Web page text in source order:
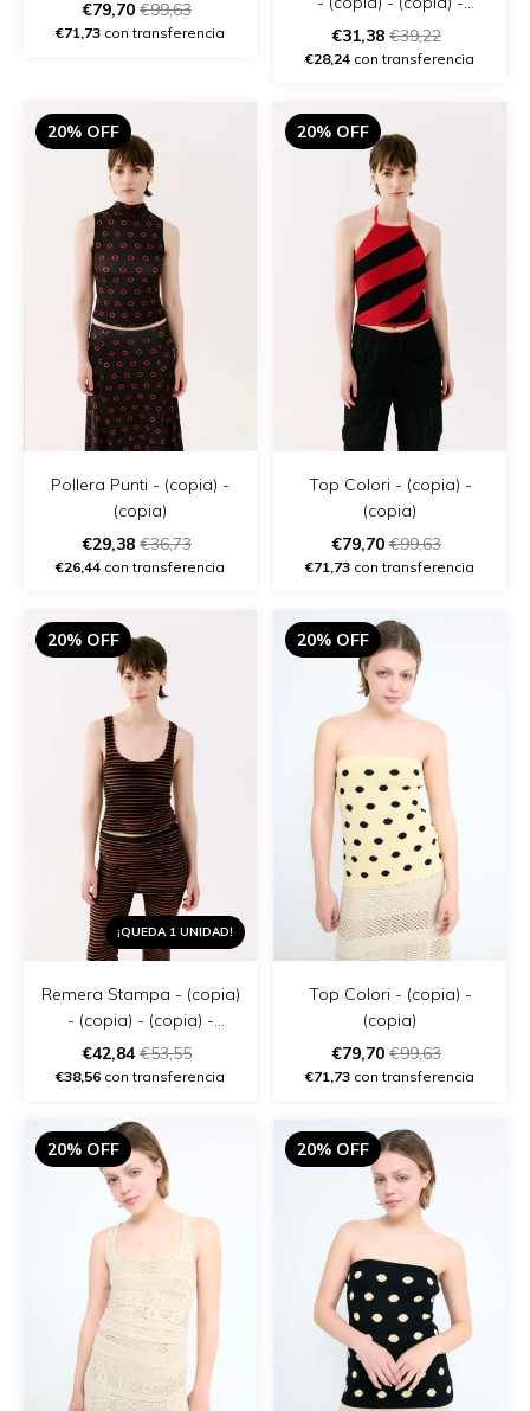
€79,70 €99,63
€71,73 con transferencia
(copia)
€31,38 €39,22
€28,24 con transferencia
20% OFF
Pollera Punti - (copia) -
(copia)
€29,38 €36,73
€26,44 con transferencia
20% OFF
Top Colori - (copia) -
(copia)
€79,70 €99,63
€71,73 con transferencia
20% OFF
¡QUEDA 1 UNIDAD!
Remera Stampa - (copia)
- (copia) - (copia) -
(copia) - (copia) - (copia)
€42,84€53,55
€38,56 con transferencia
20% OFF
Top Colori - (copia) -
(copia)
€79,70 €99,63
€71,73 con transferencia
20% OFF 20% OFF